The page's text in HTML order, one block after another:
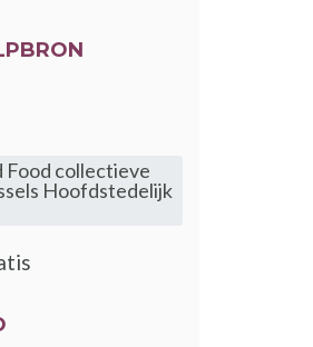
Food collectieve
Hoofdstedelijk